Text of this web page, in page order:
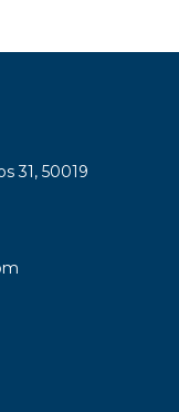
31, 50019